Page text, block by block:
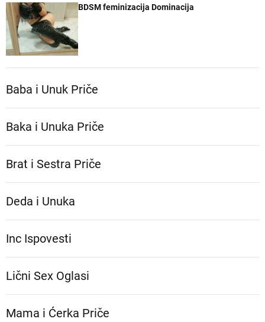
BDSM feminizacija Dominacija
Baba i Unuk Priče
Baka i Unuka Pričе
Brat i Sestra Priče
Deda i Unuka
Inc Ispovesti
Lični Sex Oglasi
Mama i Ćerka Priče